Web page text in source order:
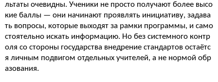
льтаты очевидны. Ученики не просто получают более высо
кие баллы — они начинают проявлять инициативу, задава
ть вопросы, которые выходят за рамки программы, и само
стоятельно искать информацию. Но без системного контр
оля со стороны государства внедрение стандартов остаётс
я личным подвигом отдельных учителей, а не нормой обр
азования.